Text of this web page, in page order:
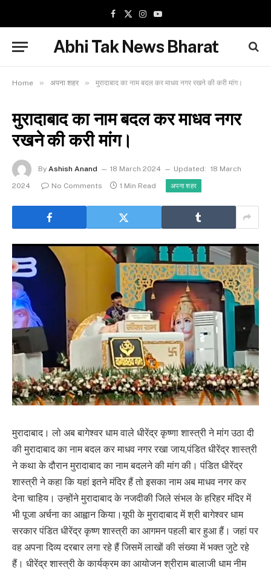
Facebook
X
Instagram
YouTube
Abhi Tak News Bharat
Home » अपना शहर » मुरादाबाद का नाम बदल कर माधव नगर रखने की करी मांग।
मुरादाबाद का नाम बदल कर माधव नगर
रखने की करी मांग।
By Ashish Anand 18 March 2024 Updated: 18 March
2024
No Comments 1 Min Read अपना शहर
मुरादाबाद। लो अब बागेश्वर धाम वाले धीरेंद्र कृष्णा शास्त्री ने मांग उठा दी
की मुरादाबाद का नाम बदल कर माधव नगर रखा जाय,पंडित धीरेंद्र शास्त्री
ने कथा के दौरान मुरादाबाद का नाम बदलने की मांग की। पंडित धीरेंद्र
शास्त्री ने कहा कि यहां इतने मंदिर हैं तो इसका नाम अब माधव नगर कर
देना चाहिय। उन्होंने मुरादाबाद के नजदीकी जिले संभल के हरिहर मंदिर में
भी पूजा अर्चना का आह्वान किया।यूपी के मुरादाबाद में श्री बागेश्वर धाम
सरकार पंडित धीरेंद्र कृष्ण शास्त्री का आगमन पहली बार हुआ हैं। जहां पर
वह अपना दिव्य दरबार लगा रहे हैं जिसमें लाखों की संख्या में भक्त जुटे रहे
हैं। धीरेंद्र शास्त्री के कार्यक्रम का आयोजन श्रीराम बालाजी धाम नीम